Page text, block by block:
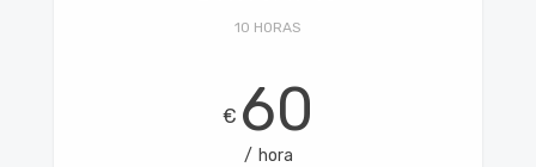
10 HORAS
€ 60
hora